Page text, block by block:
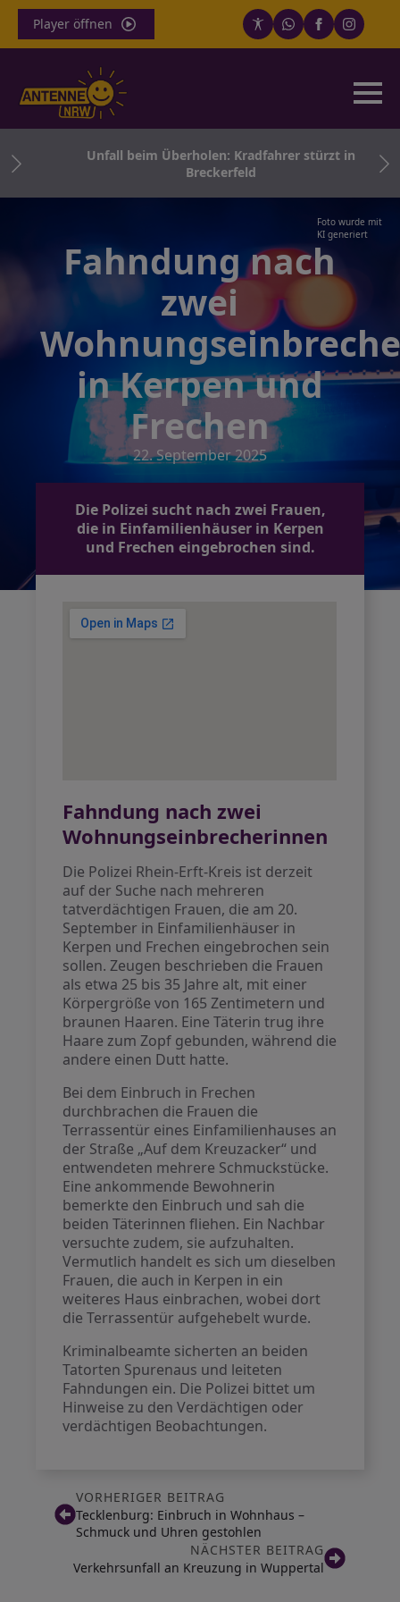
Player öffnen
Unfall beim Überholen: Kradfahrer stürzt in
Breckerfeld
Foto wurde mit
KI generiert
Fahndung nach
zwei
in Kerpen und
Frechen
22. September 2025
Die Polizei sucht nach zwei Frauen,
die in Einfamilienhäuser in Kerpen
und Frechen eingebrochen sind.
Fahndung nach zwei
Wohnungseinbrecherinnen
Die Polizei Rhein-Erft-Kreis ist derzeit
auf der Suche nach mehreren
tatverdächtigen Frauen, die am 20.
September in Einfamilienhäuser in
Kerpen und Frechen eingebrochen sein
sollen. Zeugen beschrieben die Frauen
als etwa 25 bis 35 Jahre alt, mit einer
Körpergröße von 165 Zentimetern und
braunen Haaren. Eine Täterin trug ihre
Haare zum Zopf gebunden, während die
andere einen Dutt hatte.
Bei dem Einbruch in Frechen
durchbrachen die Frauen die
Terrassentür eines Einfamilienhauses an
der Straße „Auf dem Kreuzacker“ und
entwendeten mehrere Schmuckstücke.
Eine ankommende Bewohnerin
bemerkte den Einbruch und sah die
beiden Täterinnen fliehen. Ein Nachbar
versuchte zudem, sie aufzuhalten.
Vermutlich handelt es sich um dieselben
Frauen, die auch in Kerpen in ein
weiteres Haus einbrachen, wobei dort
die Terrassentür aufgehebelt wurde.
Kriminalbeamte sicherten an beiden
Tatorten Spurenaus und leiteten
Fahndungen ein. Die Polizei bittet um
Hinweise zu den Verdächtigen oder
verdächtigen Beobachtungen.
VORHERIGER BEITRAG
Tecklenburg: Einbruch in Wohnhaus –
Schmuck und Uhren gestohlen
NÄCHSTER BEITRAG
Verkehrsunfall an Kreuzung in Wuppertal